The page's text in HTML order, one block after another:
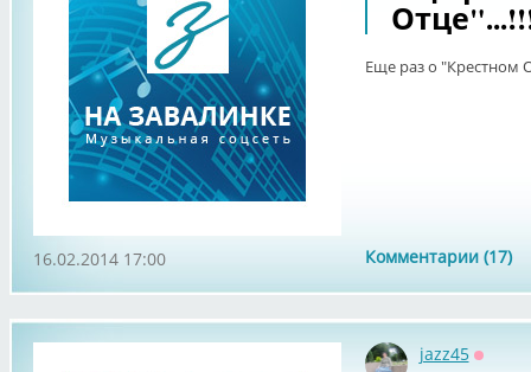
Еще раз о "Крестном
Комментарии (17)
16.02.2014 17:00
jazz45